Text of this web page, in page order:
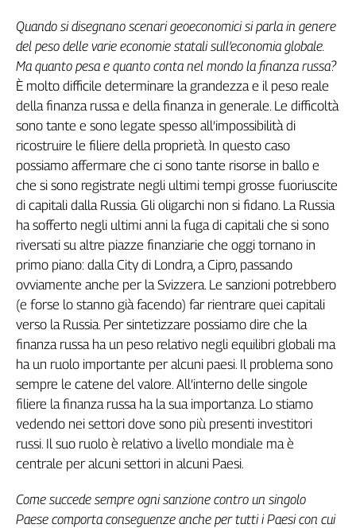
Contatti
La
redazione
Newsletter
Social
Quando si disegnano scenari geoeconomici si parla in genere
del peso delle varie economie statali sull’economia globale.
Ma quanto pesa e quanto conta nel mondo la finanza russa?
È molto difficile determinare la grandezza e il peso reale
della finanza russa e della finanza in generale. Le difficoltà
sono tante e sono legate spesso all’impossibilità di
ricostruire le filiere della proprietà. In questo caso
possiamo affermare che ci sono tante risorse in ballo e
che si sono registrate negli ultimi tempi grosse fuoriuscite
di capitali dalla Russia. Gli oligarchi non si fidano. La Russia
ha sofferto negli ultimi anni la fuga di capitali che si sono
riversati su altre piazze finanziarie che oggi tornano in
primo piano: dalla City di Londra, a Cipro, passando
ovviamente anche per la Svizzera. Le sanzioni potrebbero
(e forse lo stanno già facendo) far rientrare quei capitali
verso la Russia. Per sintetizzare possiamo dire che la
finanza russa ha un peso relativo negli equilibri globali ma
ha un ruolo importante per alcuni paesi. Il problema sono
sempre le catene del valore. All’interno delle singole
filiere la finanza russa ha la sua importanza. Lo stiamo
vedendo nei settori dove sono più presenti investitori
russi. Il suo ruolo è relativo a livello mondiale ma è
centrale per alcuni settori in alcuni Paesi.
Come succede sempre ogni sanzione contro un singolo
Paese comporta conseguenze anche per tutti i Paesi con cui